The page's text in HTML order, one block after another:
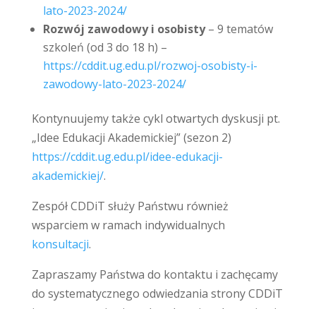
lato-2023-2024/
Rozwój zawodowy i osobisty– 9 tematów
szkoleń (od 3 do 18 h) –
https://cddit.ug.edu.pl/rozwoj-osobisty-i-
zawodowy-lato-2023-2024/
Kontynuujemy także cykl otwartych dyskusji pt.
„Idee Edukacji Akademickiej” (sezon 2)
https://cddit.ug.edu.pl/idee-edukacji-
akademickiej/.
Zespół CDDiT służy Państwu również
wsparciem w ramach indywidualnych
konsultacji.
Zapraszamy Państwa do kontaktu i zachęcamy
do systematycznego odwiedzania strony CDDiT